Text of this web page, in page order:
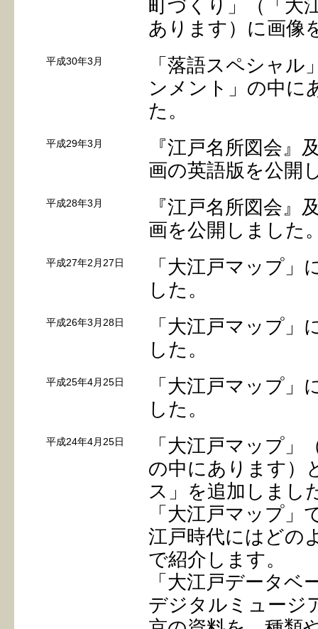
町づくり」（「大
あります）に画像
平成30年3月
「落語スペシャ
ンメント」の中に
た。
平成29年3月
『江戸名所図会』
画の英語版を公開
平成28年3月
『江戸名所図会』
画を公開しました
平成27年2月27日
「大江戸マップ」
した。
平成26年3月28日
「大江戸マップ」
した。
平成25年4月25日
「大江戸マップ」
した。
平成24年4月25日
「大江戸マップ」
の中にあります）
ス」を追加しまし
「大江戸マップ」
江戸時代にはどの
で紹介します。
「大江戸データベ
デジタルミュージ